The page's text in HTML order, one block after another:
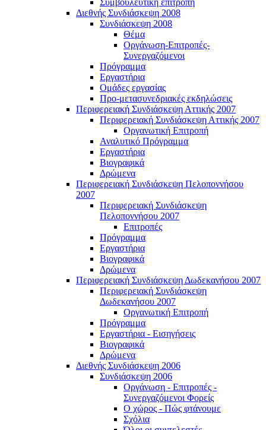
Συμβουλευτική επιτροπή
Διεθνής Συνδιάσκεψη 2008
Συνδιάσκεψη 2008
Θέμα
Οργάνωση-Επιτροπές-
Συνεργαζόμενοι
Πρόγραμμα
Εργαστήρια
Ομάδες εργασίας
Προ-μετασυνεδριακές εκδηλώσεις
Περιφερειακή Συνδιάσκεψη Αττικής 2007
Περιφερειακή Συνδιάσκεψη Αττικής 2007
Οργανωτική Επιτροπή
Αναλυτικό Πρόγραμμα
Εργαστήρια
Βιογραφικά
Δρώμενα
Περιφερειακή Συνδιάσκεψη Πελοποννήσου
2007
Περιφερειακή Συνδιάσκεψη
Πελοποννήσου 2007
Επιτροπές
Πρόγραμμα
Εργαστήρια
Βιογραφικά
Δρώμενα
Περιφερειακή Συνδιάσκεψη Δωδεκανήσου 2007
Περιφερειακή Συνδιάσκεψη
Δωδεκανήσου 2007
Οργανωτική Επιτροπή
Πρόγραμμα
Εργαστήρια - Εισηγήσεις
Βιογραφικά
Δρώμενα
Διεθνής Συνδιάσκεψη 2006
Συνδιάσκεψη 2006
Οργάνωση - Επιτροπές -
Συνεργαζόμενοι Φορείς
Ο χώρος - Πώς φτάνουμε
Σχόλια